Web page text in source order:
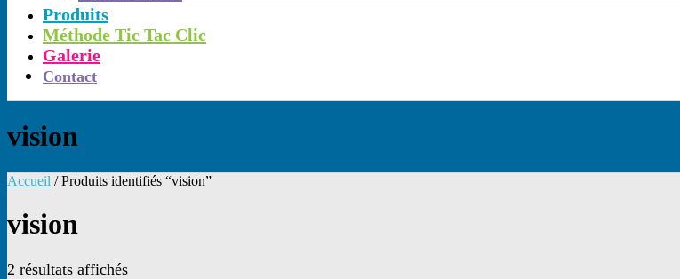
Produits
Méthode Tic Tac Clic
Galerie
Contact
vision
Accueil / Produits identifiés “vision”
vision
2 résultats affichés